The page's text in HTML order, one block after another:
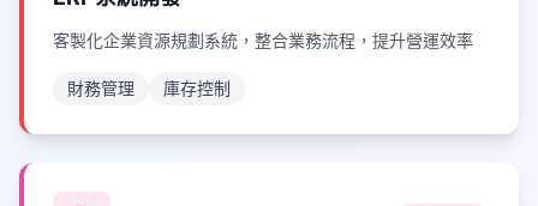
客製化企業資源規劃系統，整合業務流程，提升營運效率
財務管理 庫存控制